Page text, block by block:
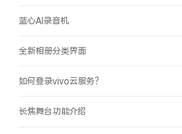
蓝心AI录音机
全新相册分类界面
如何登录vivo云服务？
长焦舞台功能介绍